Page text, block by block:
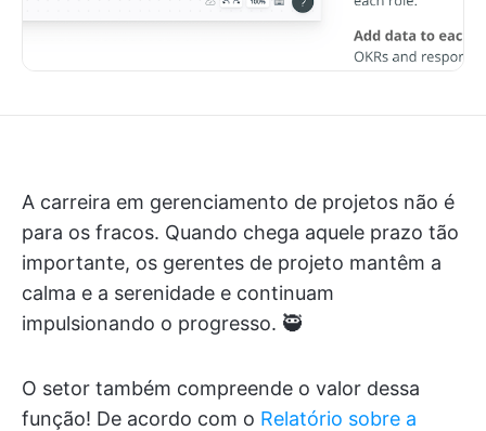
A carreira em gerenciamento de projetos não é
para os fracos. Quando chega aquele prazo tão
importante, os gerentes de projeto mantêm a
calma e a serenidade e continuam
impulsionando o progresso. 🥷
O setor também compreende o valor dessa
função! De acordo com o Relatório sobre a